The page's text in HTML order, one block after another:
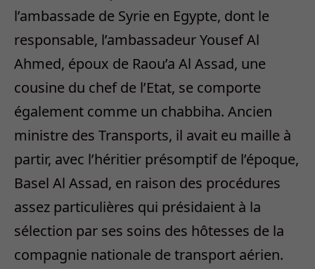
l’ambassade de Syrie en Egypte, dont le
responsable, l’ambassadeur Yousef Al
Ahmed, époux de Raou’a Al Assad, une
cousine du chef de l’Etat, se comporte
également comme un chabbiha. Ancien
ministre des Transports, il avait eu maille à
partir, avec l’héritier présomptif de l’époque,
Basel Al Assad, en raison des procédures
assez particulières qui présidaient à la
sélection par ses soins des hôtesses de la
compagnie nationale de transport aérien.